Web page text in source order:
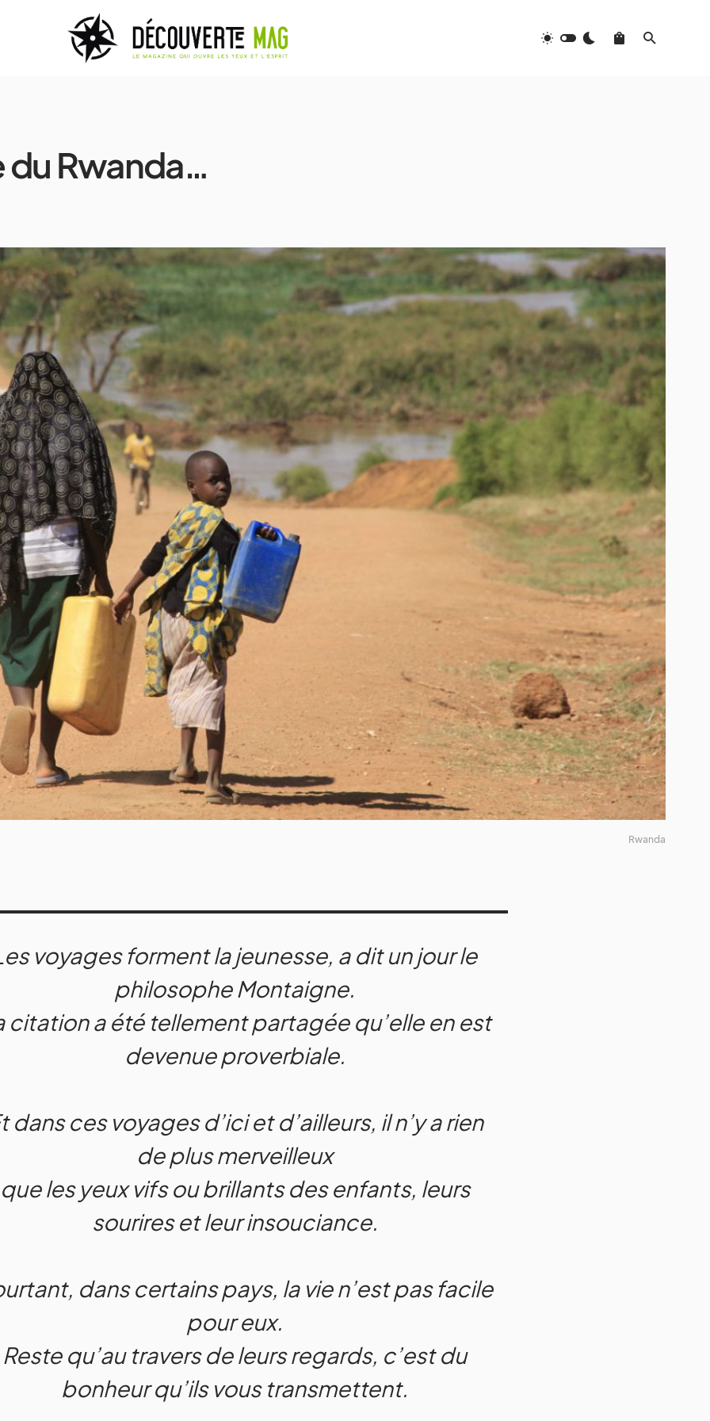
du Rwanda…
Rwanda
voyages forment la jeunesse, a dit un jour le
philosophe Montaigne.
citation a été tellement partagée qu’elle en est
devenue proverbiale.
dans ces voyages d’ici et d’ailleurs, il n’y a rien
de plus merveilleux
que les yeux vifs ou brillants des enfants, leurs
sourires et leur insouciance.
dans certains pays, la vie n’est pas facile
pour eux.
Reste qu’au travers de leurs regards, c’est du
bonheur qu’ils vous transmettent.